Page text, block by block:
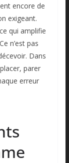
encore de
exigeant.
qui amplifie
n’est pas
Dans
parer
erreur